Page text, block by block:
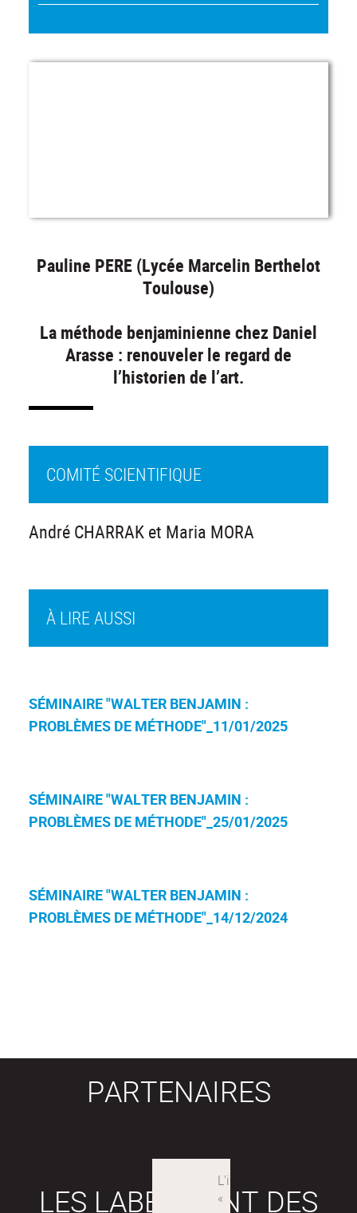
Pauline PERE (Lycée Marcelin Berthelot
Toulouse)
La méthode benjaminienne chez Daniel
Arasse : renouveler le regard de
l’historien de l’art.
À LIRE AUSSI
SÉMINAIRE "WALTER BENJAMIN :
PROBLÈMES DE MÉTHODE"_11/01/2025
SÉMINAIRE "WALTER BENJAMIN :
PROBLÈMES DE MÉTHODE"_25/01/2025
SÉMINAIRE "WALTER BENJAMIN :
PROBLÈMES DE MÉTHODE"_14/12/2024
COMITÉ SCIENTIFIQUE
André CHARRAK et Maria MORA
PARTENAIRES
LES LABEX SONT DES